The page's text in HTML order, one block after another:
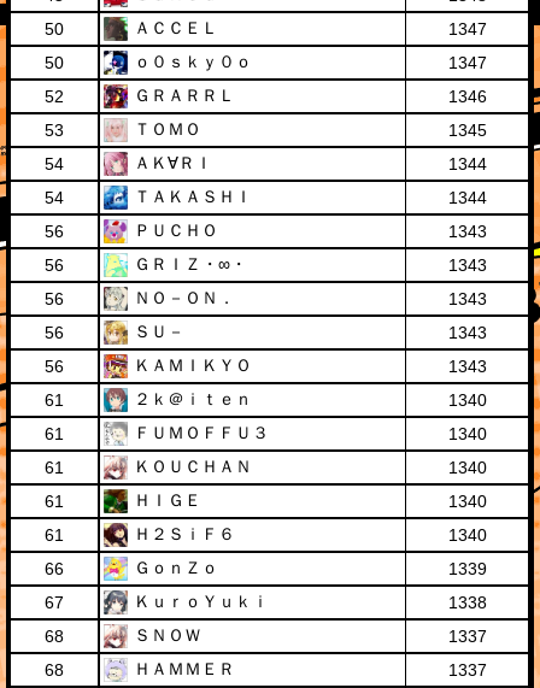
50
ＡＣＣＥＬ
1347
50
ｏ０ｓｋｙ０ｏ
1347
52
ＧＲＡＲＲＬ
1346
53
ＴＯＭＯ
1345
54
ＡＫ∀ＲＩ
1344
54
ＴＡＫＡＳＨＩ
1344
56
ＰＵＣＨＯ
1343
56
ＧＲＩＺ・∞・
1343
56
ＮＯ－ＯＮ．
1343
56
ＳＵ－
1343
56
ＫＡＭＩＫＹＯ
1343
61
２ｋ＠ｉｔｅｎ
1340
61
ＦＵＭＯＦＦＵ３
1340
61
ＫＯＵＣＨＡＮ
1340
61
ＨＩＧＥ
1340
61
Ｈ２ＳｉＦ６
1340
66
ＧｏｎＺｏ
1339
67
ＫｕｒｏＹｕｋｉ
1338
68
ＳＮＯＷ
1337
68
ＨＡＭＭＥＲ
1337